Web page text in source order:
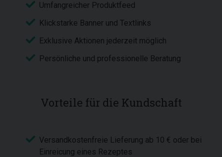
Umfangreicher Produktfeed
Klickstarke Banner und Textlinks
Exklusive Aktionen jederzeit möglich
Persönliche und professionelle Beratung
Vorteile für die Kundschaft
Versandkostenfreie Lieferung ab 10 € oder bei
Einreicung eines Rezeptes